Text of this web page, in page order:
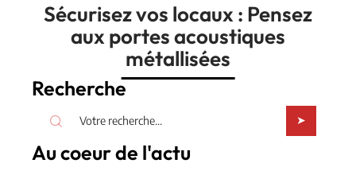
Sécurisez vos locaux : Pensez
aux portes acoustiques
métallisées
Recherche
Au coeur de l'actu